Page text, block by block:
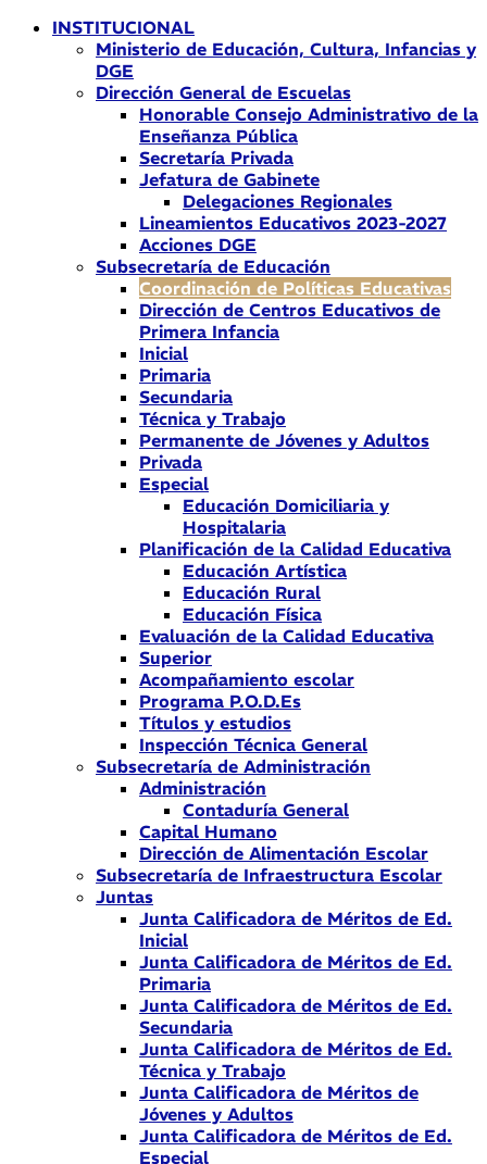
INSTITUCIONAL
Ministerio de Educación, Cultura, Infancias y
DGE
Dirección General de Escuelas
Honorable Consejo Administrativo de la
Enseñanza Pública
Secretaría Privada
Jefatura de Gabinete
Delegaciones Regionales
Lineamientos Educativos 2023-2027
Acciones DGE
Subsecretaría de Educación
Coordinación de Políticas Educativas
Dirección de Centros Educativos de
Primera Infancia
Inicial
Primaria
Secundaria
Técnica y Trabajo
Permanente de Jóvenes y Adultos
Privada
Especial
Educación Domiciliaria y
Hospitalaria
Planificación de la Calidad Educativa
Educación Artística
Educación Rural
Educación Física
Evaluación de la Calidad Educativa
Superior
Acompañamiento escolar
Programa P.O.D.Es
Títulos y estudios
Inspección Técnica General
Subsecretaría de Administración
Administración
Contaduría General
Capital Humano
Dirección de Alimentación Escolar
Subsecretaría de Infraestructura Escolar
Juntas
Junta Calificadora de Méritos de Ed.
Inicial
Junta Calificadora de Méritos de Ed.
Primaria
Junta Calificadora de Méritos de Ed.
Secundaria
Junta Calificadora de Méritos de Ed.
Técnica y Trabajo
Junta Calificadora de Méritos de
Jóvenes y Adultos
Junta Calificadora de Méritos de Ed.
Especial